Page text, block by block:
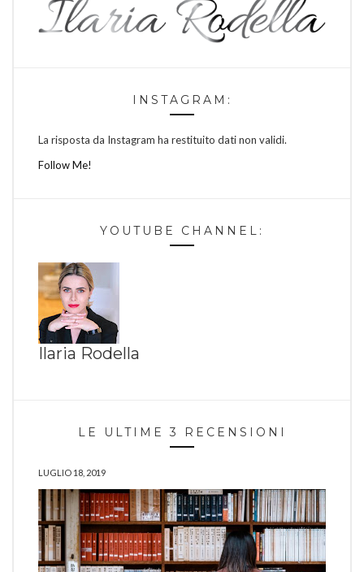
INSTAGRAM:
La risposta da Instagram ha restituito dati non validi.
Follow Me!
YOUTUBE CHANNEL:
Ilaria Rodella
LE ULTIME 3 RECENSIONI
LUGLIO 18, 2019